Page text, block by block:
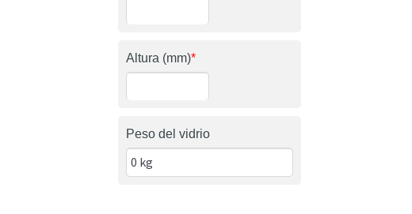
Altura (mm)*
Peso del vidrio